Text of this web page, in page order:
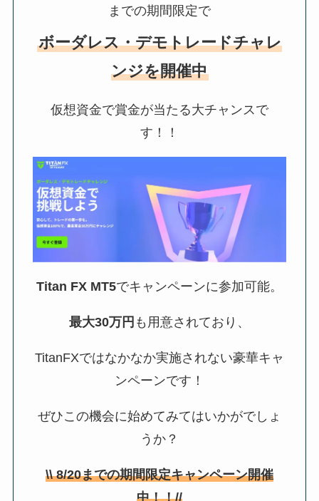
までの期間限定で
ボーダレス・デモトレードチャレ
ンジを開催中
仮想資金で賞金が当たる大チャンスで
す！！
Titan FX MT5でキャンペーンに参加可能。
最大30万円 も用意されており、
TitanFXではなかなか実施されない豪華キャ
ンペーンです！
ぜひこの機会に始めてみてはいかがでしょ
うか？
\\8/20までの期間限定キャンペーン開催
中！！//